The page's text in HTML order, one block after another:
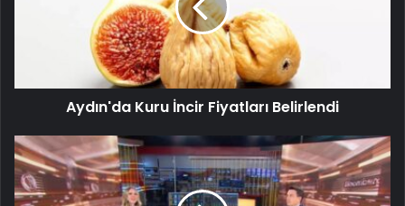
Aydın'da Kuru İncir Fiyatları Belirlendi